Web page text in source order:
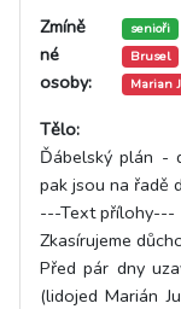
Zmíně
né
osoby:
senioři
Brusel
Marian
Tělo:
Ďábelský plán -
pak jsou na řadě
---Text přílohy---
Zkasírujeme
Před pár dny
(lidojed Marián